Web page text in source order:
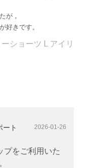
が，
好きです。
ショーツ L アイリ
ート 2026-01-26
プをご利用いた